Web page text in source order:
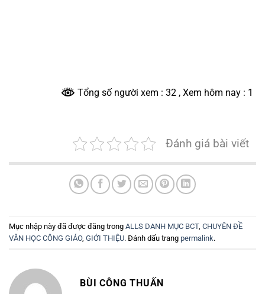
Tổng số người xem : 32 , Xem hôm nay : 1
Đánh giá bài viết
Mục nhập này đã được đăng trong ALLS DANH MỤC BCT, CHUYÊN ĐỀ
VĂN HỌC CÔNG GIÁO, GIỚI THIỆU. Đánh dấu trang permalink.
BÙI CÔNG THUẤN